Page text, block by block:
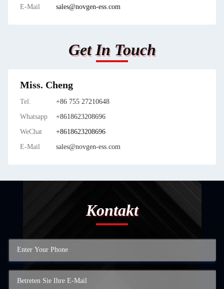
E-Mail
sales@novgen-ess.com
Get In Touch
Miss. Cheng
Tel.
+86 755 27210648
Whatsapp
+8618623208696
WeChat
+8618623208696
E-Mail
sales@novgen-ess.com
Kontakt